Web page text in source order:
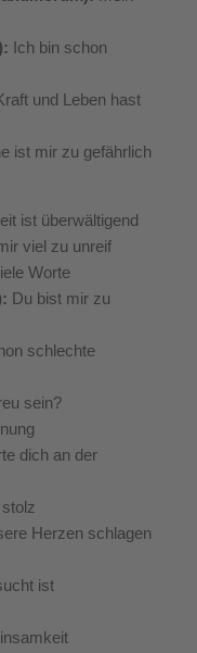
Ich bin schon
und Leben hast
ist mir zu gefährlich
ist überwältigend
viel zu unreif
Worte
Du bist mir zu
schlechte
sein?
dich an der
Herzen schlagen
ist